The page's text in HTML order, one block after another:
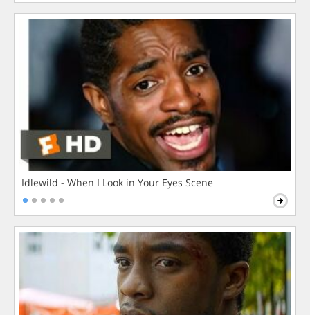
Idlewild - When I Look in Your Eyes Scene